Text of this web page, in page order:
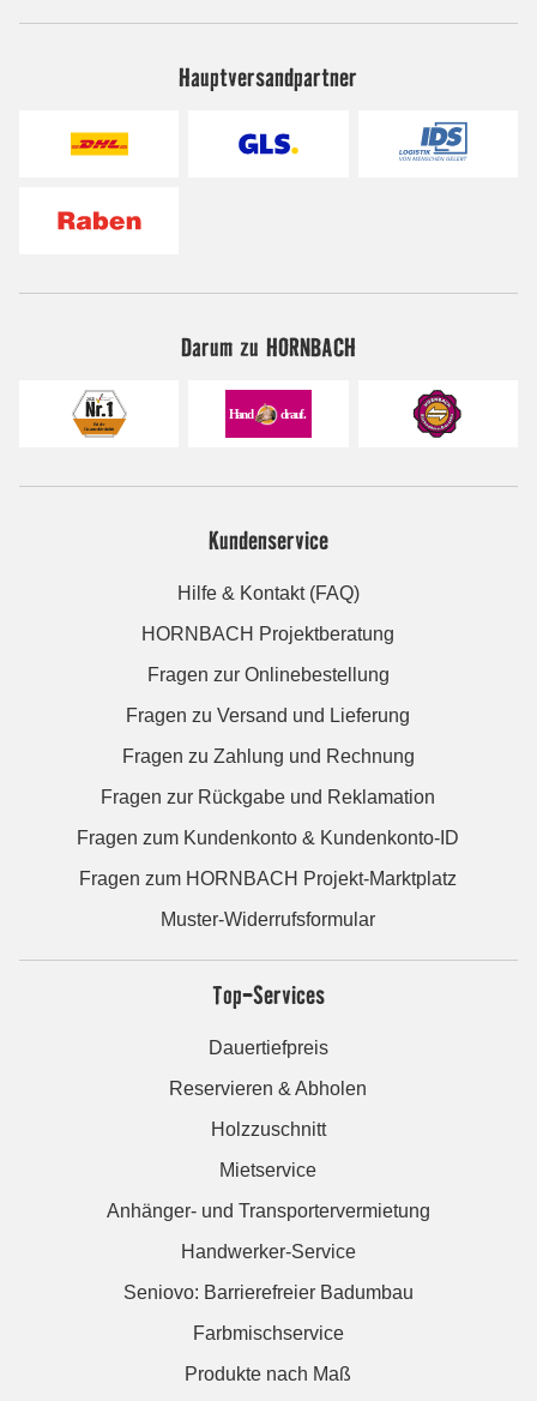
Hauptversandpartner
Darum zu HORNBACH
Kundenservice
Hilfe & Kontakt (FAQ)
HORNBACH Projektberatung
Fragen zur Onlinebestellung
Fragen zu Versand und Lieferung
Fragen zu Zahlung und Rechnung
Fragen zur Rückgabe und Reklamation
Fragen zum Kundenkonto & Kundenkonto-ID
Fragen zum HORNBACH Projekt-Marktplatz
Muster-Widerrufsformular
Top-Services
Dauertiefpreis
Reservieren & Abholen
Holzzuschnitt
Mietservice
Anhänger- und Transportervermietung
Handwerker-Service
Seniovo: Barrierefreier Badumbau
Farbmischservice
Produkte nach Maß